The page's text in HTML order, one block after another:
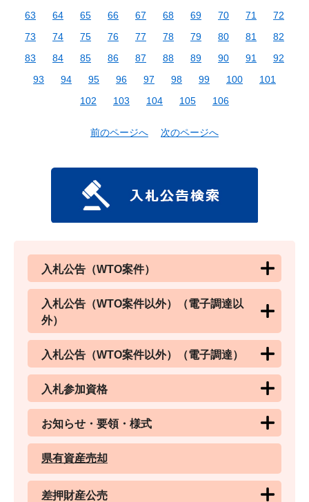
63
64 65 66 67 68 69 70 71
72
73
74 75 76 77 78 79 80 81
82
83
84 85 86 87 88 89 90 91
92
93
94 95 96 97 98 99 100
101
102
103 104 105 106
前のページへ 次のページへ
入札公告（WTO案件）
入札公告（WTO案件以外）（電子調達以
外）
入札公告（WTO案件以外）（電子調達）
入札参加資格
お知らせ・要領・様式
県有資産売却
差押財産公売